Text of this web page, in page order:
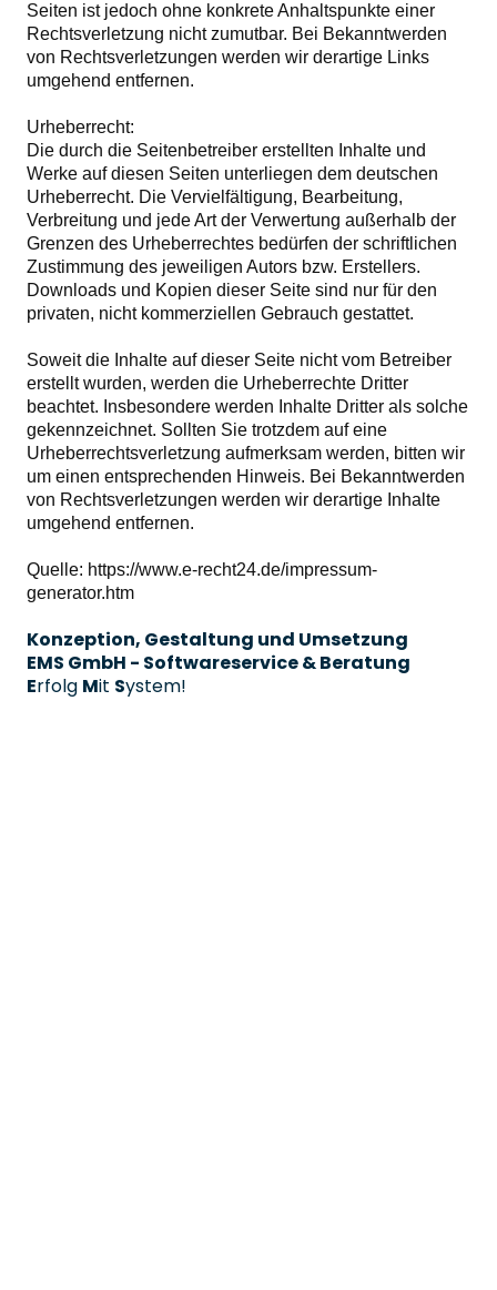
Seiten ist jedoch ohne konkrete Anhaltspunkte einer
Rechtsverletzung nicht zumutbar. Bei Bekanntwerden
von Rechtsverletzungen werden wir derartige Links
umgehend entfernen.
Urheberrecht:
Die durch die Seitenbetreiber erstellten Inhalte und
Werke auf diesen Seiten unterliegen dem deutschen
Urheberrecht. Die Vervielfältigung, Bearbeitung,
Verbreitung und jede Art der Verwertung außerhalb der
Grenzen des Urheberrechtes bedürfen der schriftlichen
Zustimmung des jeweiligen Autors bzw. Erstellers.
Downloads und Kopien dieser Seite sind nur für den
privaten, nicht kommerziellen Gebrauch gestattet.
Soweit die Inhalte auf dieser Seite nicht vom Betreiber
erstellt wurden, werden die Urheberrechte Dritter
beachtet. Insbesondere werden Inhalte Dritter als solche
gekennzeichnet. Sollten Sie trotzdem auf eine
Urheberrechtsverletzung aufmerksam werden, bitten wir
um einen entsprechenden Hinweis. Bei Bekanntwerden
von Rechtsverletzungen werden wir derartige Inhalte
umgehend entfernen.
Quelle: https://www.e-recht24.de/impressum-
generator.htm
Konzeption, Gestaltung und Umsetzung
EMS GmbH - Softwareservice & Beratung
Erfolg Mit System!